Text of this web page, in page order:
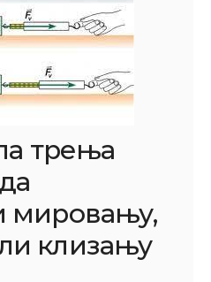
трења
мировању,
клизању